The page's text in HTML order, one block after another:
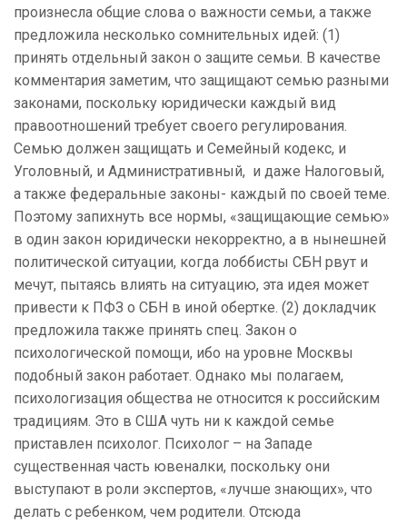
произнесла общие слова о важности семьи, а также
предложила несколько сомнительных идей: (1)
принять отдельный закон о защите семьи. В качестве
комментария заметим, что защищают семью разными
законами, поскольку юридически каждый вид
правоотношений требует своего регулирования.
Семью должен защищать и Семейный кодекс, и
Уголовный, и Административный, и даже Налоговый,
а также федеральные законы- каждый по своей теме.
Поэтому запихнуть все нормы, «защищающие семью»
в один закон юридически некорректно, а в нынешней
политической ситуации, когда лоббисты СБН рвут и
мечут, пытаясь влиять на ситуацию, эта идея может
привести к ПФЗ о СБН в иной обертке. (2) докладчик
предложила также принять спец. Закон о
психологической помощи, ибо на уровне Москвы
подобный закон работает. Однако мы полагаем,
психологизация общества не относится к российским
традициям. Это в США чуть ни к каждой семье
приставлен психолог. Психолог – на Западе
существенная часть ювеналки, поскольку они
выступают в роли экспертов, «лучше знающих», что
делать с ребенком, чем родители. Отсюда